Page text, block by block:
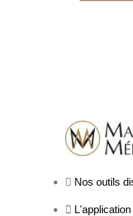
Nos outils